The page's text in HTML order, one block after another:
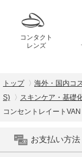
コンタクト
レンズ
トップ 海外・国内コ
S)
スキンケア・基礎
コンセントレイート
お支払い方法